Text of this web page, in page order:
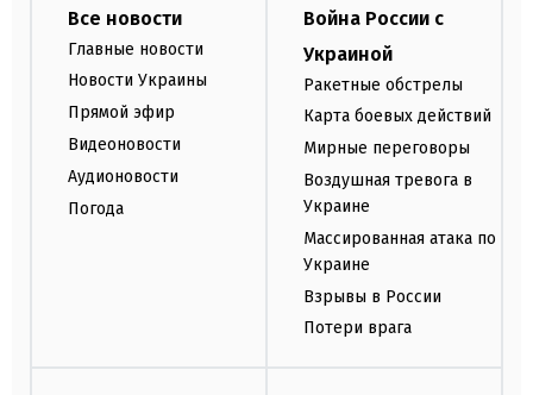
Все новости
Главные новости
Новости Украины
Прямой эфир
Видеоновости
Аудионовости
Погода
Война России с
Украиной
Ракетные обстрелы
Карта боевых действий
Мирные переговоры
Воздушная тревога в
Украине
Массированная атака по
Украине
Взрывы в России
Потери врага